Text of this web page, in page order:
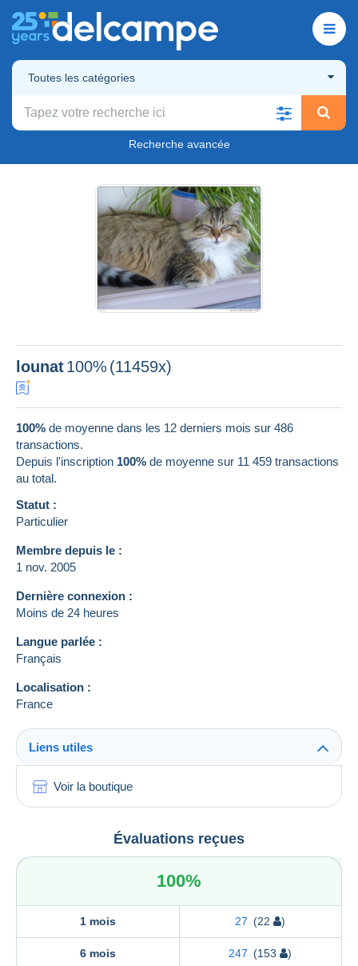
Toutes les catégories
Recherche avancée
lounat100% (11459x)
100% de moyenne dans les 12 derniers mois sur 486
transactions.
Depuis l'inscription 100% de moyenne sur 11 459 transactions
au total.
Statut :
Particulier
Membre depuis le :
1 nov. 2005
Dernière connexion :
Moins de 24 heures
Langue parlée :
Français
Localisation :
France
Liens utiles
Voir la boutique
Évaluations reçues
100%
1 mois 27 (22 )
6 mois 247 (153 )